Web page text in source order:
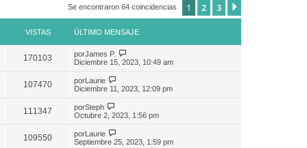
Se encontraron 64 coincidencias 1 2 3
VISTAS ÚLTIMO MENSAJE
170103 porJames P.
Diciembre 15, 2023, 10:49 am
107470 porLaurie
Diciembre 11, 2023, 12:09 pm
111347 porSteph
Octubre 2, 2023, 1:56 pm
109550 porLaurie
Septiembre 25, 2023, 1:59 pm